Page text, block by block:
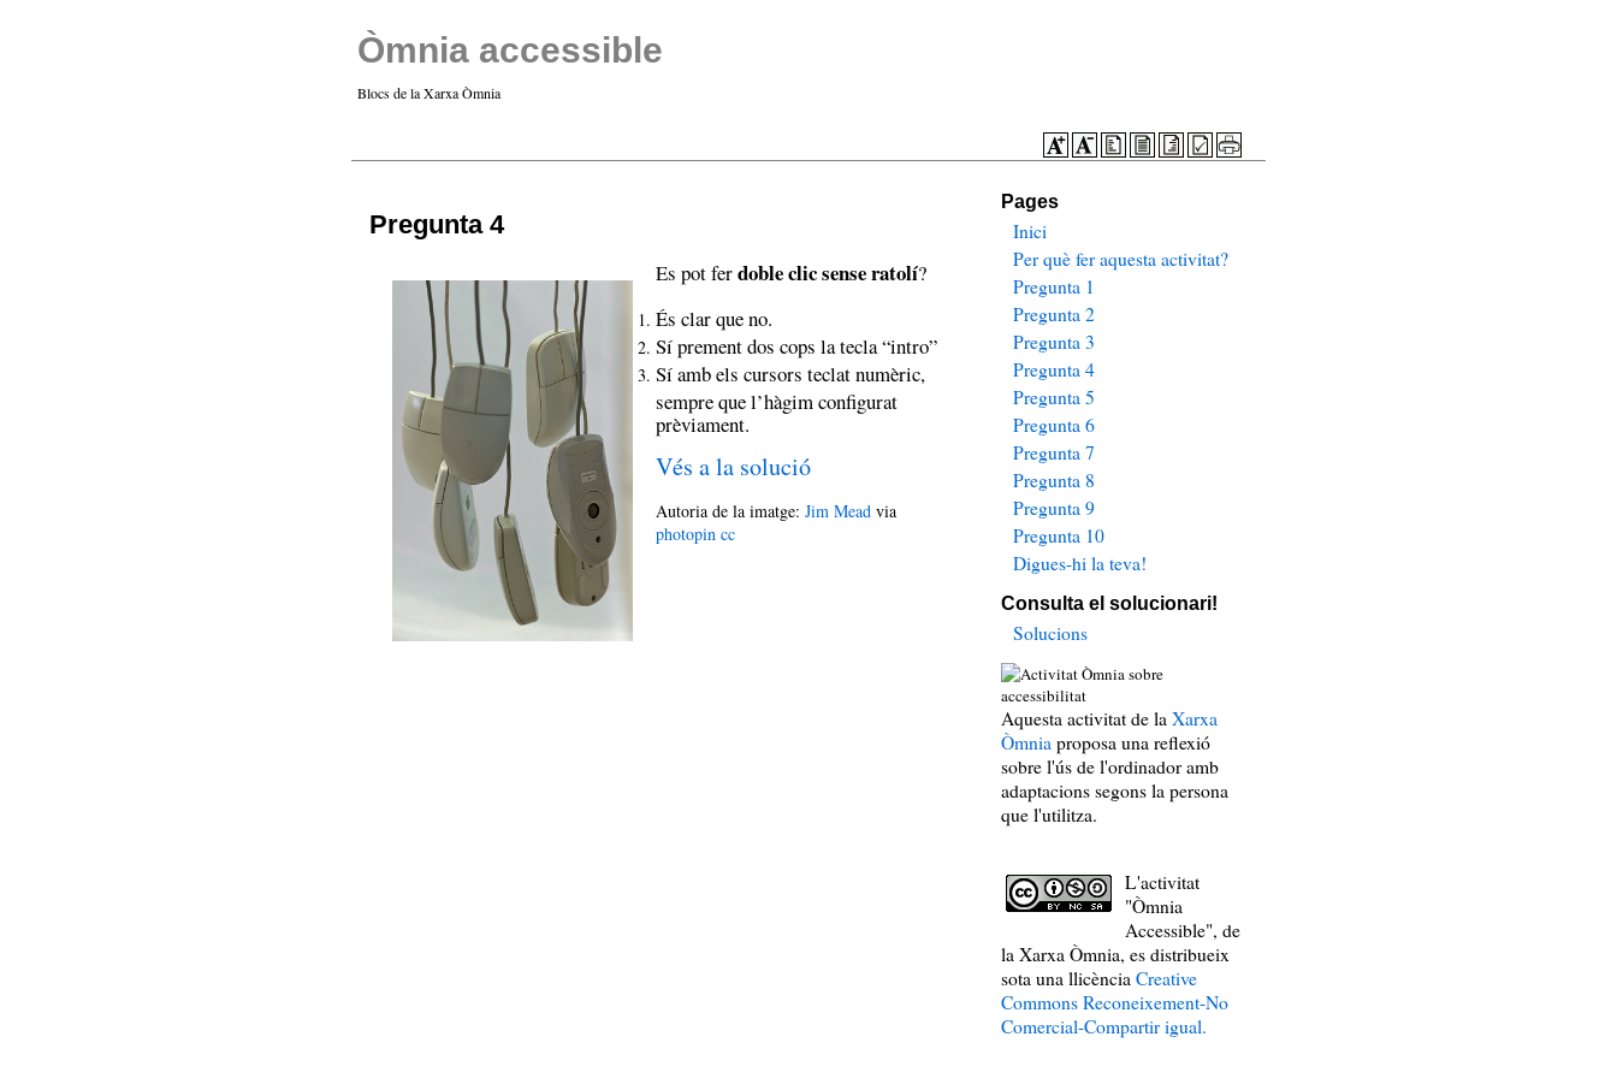
Òmnia accessible
Blocs de la Xarxa Òmnia
Pregunta 4
Es pot ferdoble clic sense ratolí?
És clar que no.
Sí prement dos cops la tecla “intro”
Sí amb els cursors teclat numèric,
sempre que l’hàgim configurat
prèviament.
Vés a la solució
Autoria de la imatge: Jim Mead via
photopin cc
Pages
Inici
Per què fer aquesta activitat?
Pregunta 1
Pregunta 2
Pregunta 3
Pregunta 4
Pregunta 5
Pregunta 6
Pregunta 7
Pregunta 8
Pregunta 9
Pregunta 10
Digues-hi la teva!
Consulta el solucionari!
Solucions
Aquesta activitat de la Xarxa
Òmnia proposa una reflexió
sobre l'ús de l'ordinador amb
adaptacions segons la persona
que l'utilitza.
L'activitat
"Òmnia
Accessible", de
la Xarxa Òmnia, es distribueix
sota una llicència Creative
Commons Reconeixement-No
Comercial-Compartir igual.